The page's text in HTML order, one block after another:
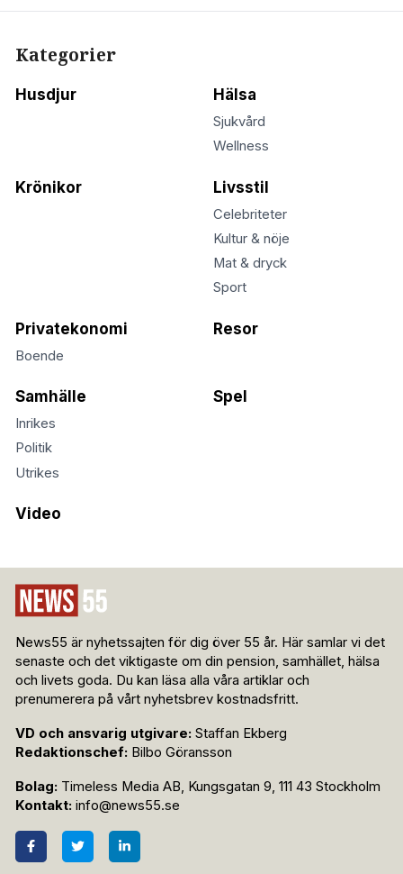
Kategorier
Husdjur Hälsa
Sjukvård
Wellness
Krönikor Livsstil
Celebriteter
Kultur & nöje
Mat & dryck
Sport
Privatekonomi
Boende
Resor
Samhälle
Inrikes
Politik
Utrikes
Spel
Video
News55 är nyhetssajten för dig över 55 år. Här samlar vi det
senaste och det viktigaste om din pension, samhället, hälsa
och livets goda. Du kan läsa alla våra artiklar och
prenumerera på vårt nyhetsbrev kostnadsfritt.
VD och ansvarig utgivare: Staffan Ekberg
Redaktionschef: Bilbo Göransson
Bolag: Timeless Media AB, Kungsgatan 9, 111 43 Stockholm
Kontakt: info@news55.se